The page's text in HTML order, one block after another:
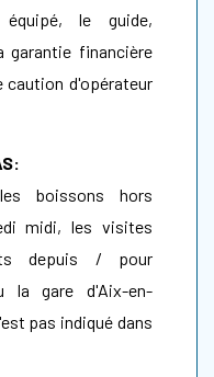
le guide,
garantie financière
caution d'opérateur
boissons hors
midi, les visites
depuis / pour
la gare d'Aix-en-
pas indiqué dans